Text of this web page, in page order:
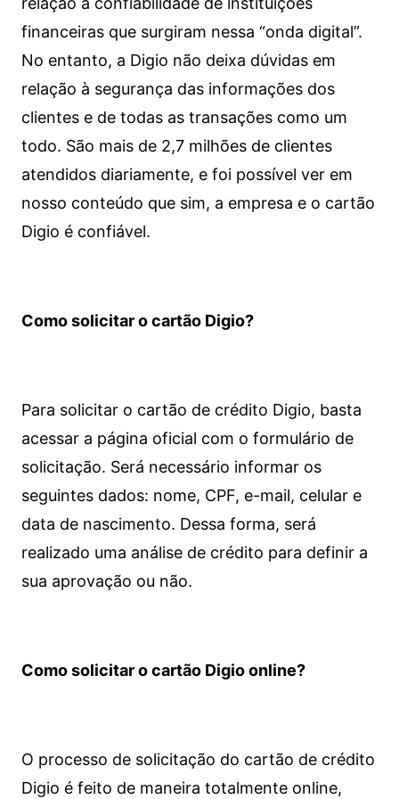
financeiras que surgiram nessa “onda digital”.
No entanto, a Digio não deixa dúvidas em
relação à segurança das informações dos
clientes e de todas as transações como um
todo. São mais de 2,7 milhões de clientes
atendidos diariamente, e foi possível ver em
nosso conteúdo que sim, a empresa e o cartão
Digio é confiável.
Como solicitar o cartão Digio?
Para solicitar o cartão de crédito Digio, basta
acessar a página oficial com o formulário de
solicitação. Será necessário informar os
seguintes dados: nome, CPF, e-mail, celular e
data de nascimento. Dessa forma, será
realizado uma análise de crédito para definir a
sua aprovação ou não.
Como solicitar o cartão Digio online?
O processo de solicitação do cartão de crédito
Digio é feito de maneira totalmente online,